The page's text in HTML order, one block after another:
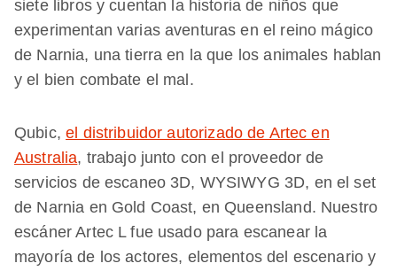
siete libros y cuentan la historia de niños que
experimentan varias aventuras en el reino mágico
de Narnia, una tierra en la que los animales hablan
y el bien combate el mal.
Qubic,el distribuidor autorizado de Artec en
Australia, trabajo junto con el proveedor de
servicios de escaneo 3D, WYSIWYG 3D, en el set
de Narnia en Gold Coast, en Queensland. Nuestro
escáner Artec L fue usado para escanear la
mayoría de los actores, elementos del escenario y